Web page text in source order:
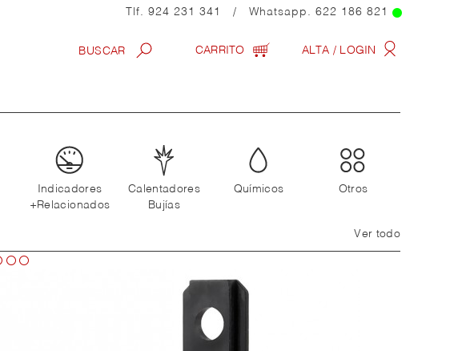
Tlf. 924 231 341 / Whatsapp. 622 186 821
ALTA / LOGIN
CARRITO
Indicadores
+Relacionados
Calentadores
Bujías
Químicos Otros
Ver todo